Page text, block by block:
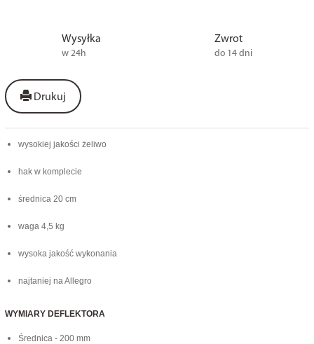
Wysyłka
w 24h
Zwrot
do 14 dni
Drukuj
wysokiej jakości żeliwo
hak w komplecie
średnica 20 cm
waga 4,5 kg
wysoka jakość wykonania
najtaniej na Allegro
WYMIARY DEFLEKTORA
Średnica - 200 mm